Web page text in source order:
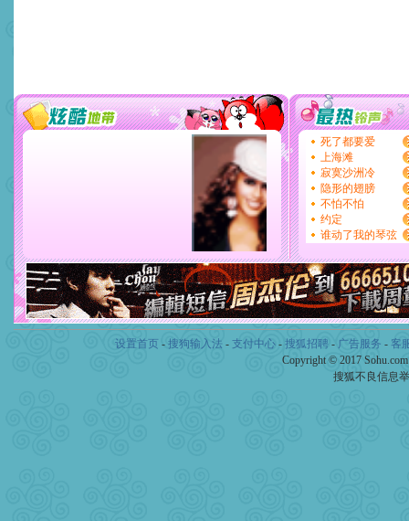
设置首页 - 搜狗输入法 - 支付中心- 搜狐招聘- 广告服务 - 客
Copyright © 2017
搜狐不良信息